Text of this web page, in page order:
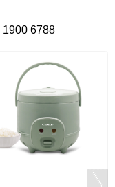
1900 6788